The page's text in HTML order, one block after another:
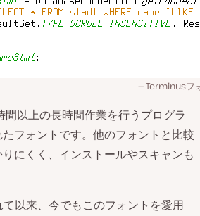
Terminusフ
間以上の長時間作業を行うプログラ
フォントです。他のフォントと比較
にくく、インストールやスキャンも
以来、今でもこのフォントを愛用